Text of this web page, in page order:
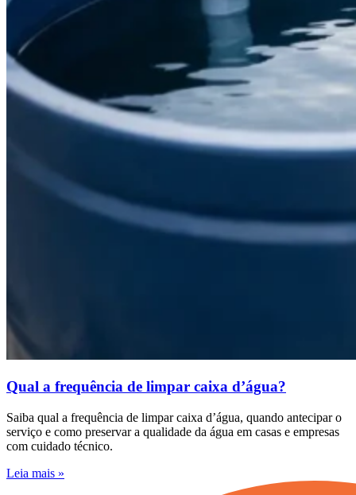
Qual a frequência de limpar caixa d’água?
Saiba qual a frequência de limpar caixa d’água, quando antecipar o
serviço e como preservar a qualidade da água em casas e empresas
com cuidado técnico.
Leia mais »